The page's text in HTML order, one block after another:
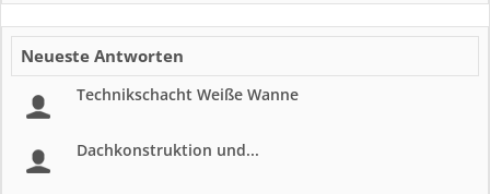
Neueste Antworten
Technikschacht Weiße Wanne
Dachkonstruktion und...